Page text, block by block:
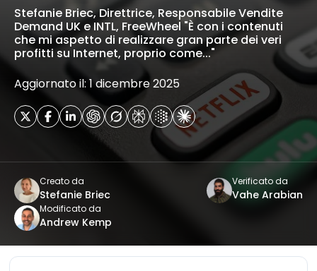
Stefanie Briec, Direttrice, Responsabile Vendite
Demand UK e INTL, FreeWheel "È con i contenuti
che mi aspetto di realizzare gran parte dei veri
profitti su Internet, proprio come..."
Aggiornato il: 1 dicembre 2025
Creato da
Stefanie Briec
Verificato da
Vahe Arabian
Modificato da
Andrew Kemp